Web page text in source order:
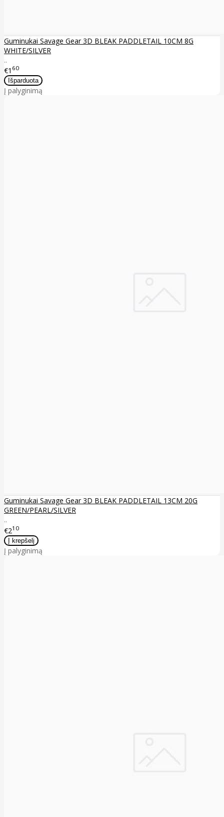
Guminukai Savage Gear 3D BLEAK PADDLETAIL 10CM 8G
WHITE/SILVER
..
€1 60
Į palyginimą
Guminukai Savage Gear 3D BLEAK PADDLETAIL 13CM 20G
GREEN/PEARL/SILVER
..
€210
Į palyginimą